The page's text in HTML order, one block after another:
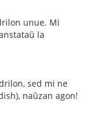
unue. Mi
la
sed mi ne
naŭzan agon!